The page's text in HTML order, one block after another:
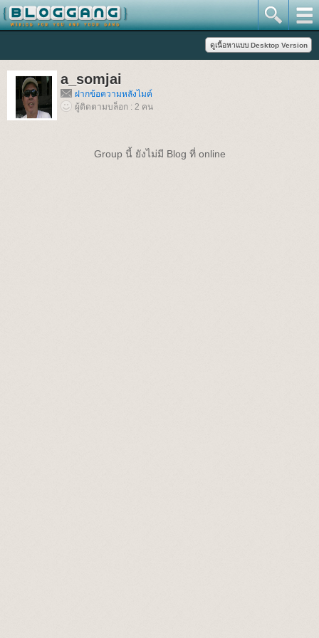
a_somjai
ฝากข้อความหลังไมค์
ผู้ติดตามบล็อก : 2 คน
Group นี้ ยังไม่มี Blog ที่ online